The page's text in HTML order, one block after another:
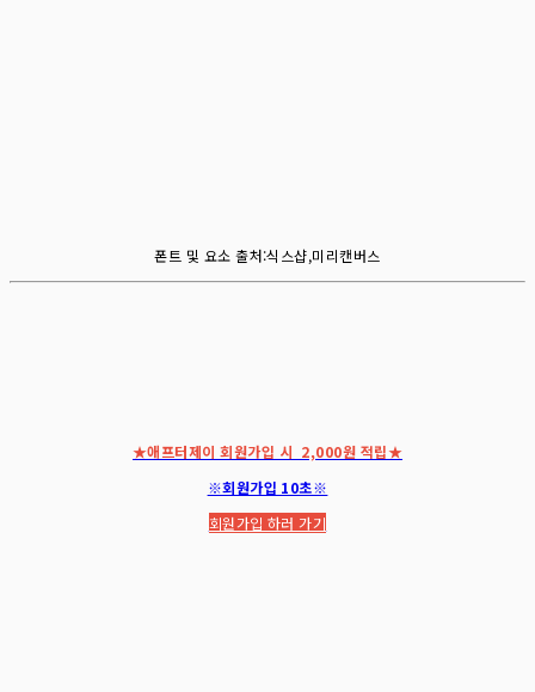
폰트 및 요소 출처:식스샵,미리캔버스
★애프터제이 회원가입 시 2,000원 적립★
※회원가입 10초※
회원가입 하러 가기